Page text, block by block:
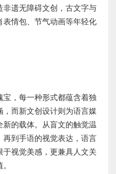
遗无障碍文创，古文字与
情包、节气动画等年轻化
，每一种形式都蕴含着独
而新文创设计则为语言媒
的载体。从盲文的触觉温
再到手语的视觉表达，语言
视觉美感，更兼具人文关